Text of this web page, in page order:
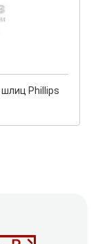
шлиц Phillips